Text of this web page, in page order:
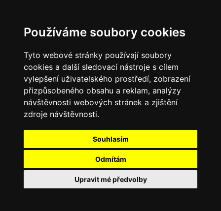
Používáme soubory cookies
Tyto webové stránky používají soubory
cookies a další sledovací nástroje s cílem
vylepšení uživatelského prostředí, zobrazení
přizpůsobeného obsahu a reklam, analýzy
návštěvnosti webových stránek a zjištění
zdroje návštěvnosti.
Souhlasím
Odmítám
Upravit mé předvolby